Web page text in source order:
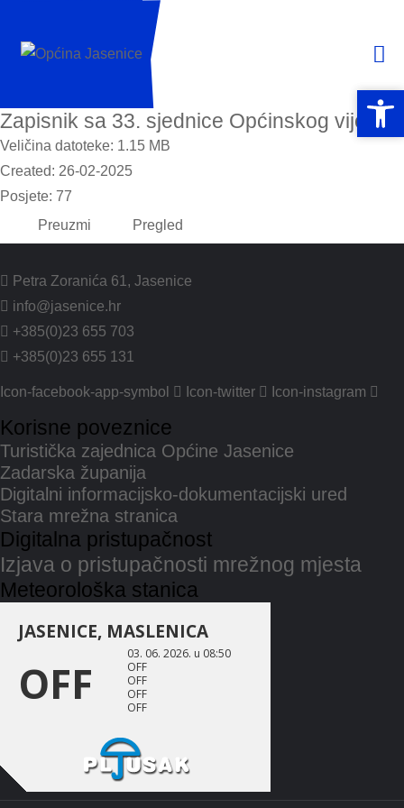
Zapisnik sa 33. sjednice Općinskog vijeća
Veličina datoteke: 1.15 MB
Created: 26-02-2025
Posjete: 77
Preuzmi
Pregled
Petra Zoranića 61, Jasenice
info@jasenice.hr
+385(0)23 655 703
+385(0)23 655 131
Icon-facebook-app-symbol Icon-twitter Icon-instagram
Korisne poveznice
Turistička zajednica Općine Jasenice
Zadarska županija
Digitalni informacijsko-dokumentacijski ured
Stara mrežna stranica
Digitalna pristupačnost
Izjava o pristupačnosti mrežnog mjesta
Meteorološka stanica